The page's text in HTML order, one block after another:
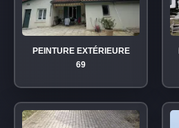
PEINTURE EXTÉRIEURE
69